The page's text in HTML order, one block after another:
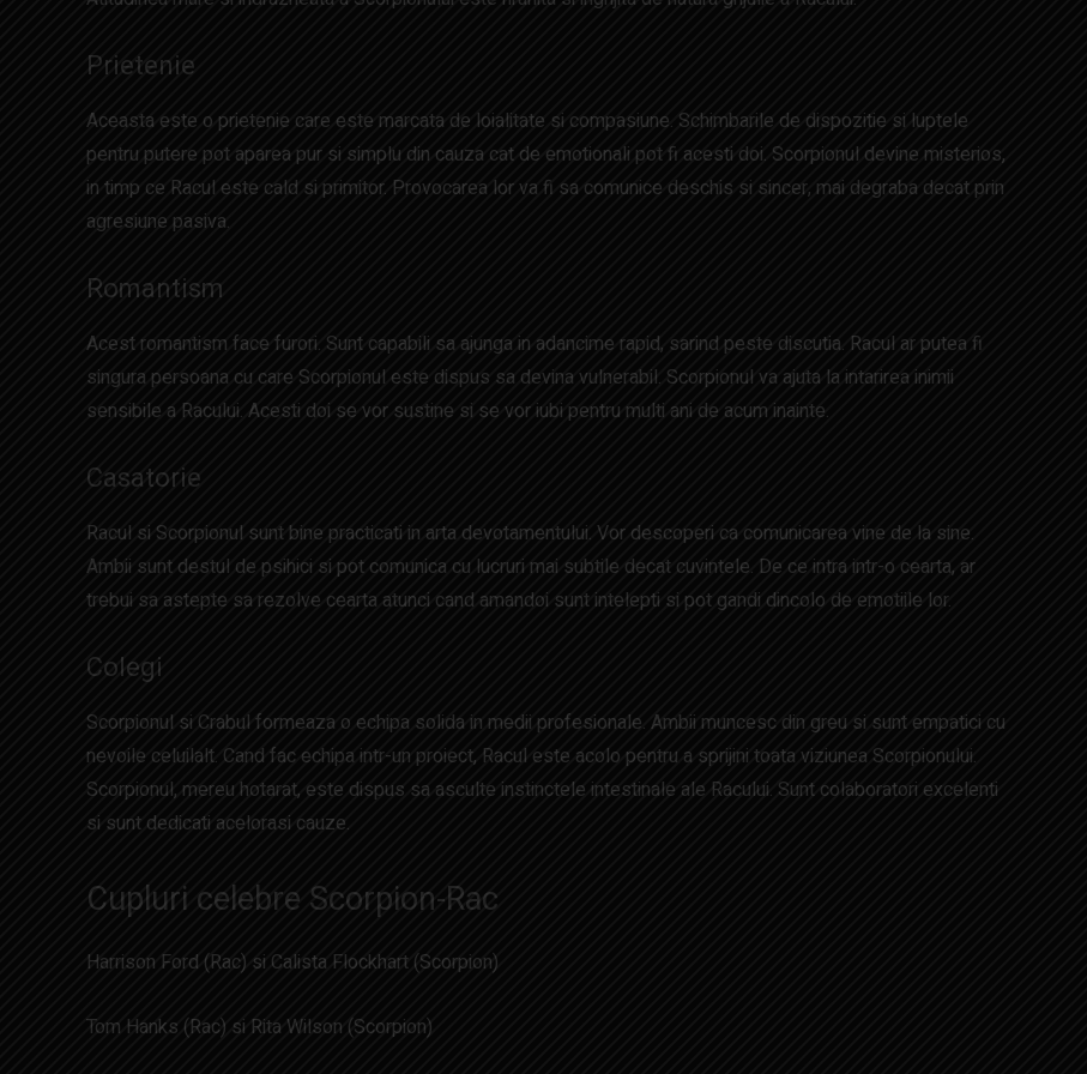
Prietenie
Aceasta este o prietenie care este marcata de loialitate si compasiune. Schimbarile de dispozitie si luptele
pentru putere pot aparea pur si simplu din cauza cat de emotionali pot fi acesti doi. Scorpionul devine misterios,
in timp ce Racul este cald si primitor. Provocarea lor va fi sa comunice deschis si sincer, mai degraba decat prin
agresiune pasiva.
Romantism
Acest romantism face furori. Sunt capabili sa ajunga in adancime rapid, sarind peste discutia. Racul ar putea fi
singura persoana cu care Scorpionul este dispus sa devina vulnerabil. Scorpionul va ajuta la intarirea inimii
sensibile a Racului. Acesti doi se vor sustine si se vor iubi pentru multi ani de acum inainte.
Casatorie
Racul si Scorpionul sunt bine practicati in arta devotamentului. Vor descoperi ca comunicarea vine de la sine.
Ambii sunt destul de psihici si pot comunica cu lucruri mai subtile decat cuvintele. De ce intra intr-o cearta, ar
trebui sa astepte sa rezolve cearta atunci cand amandoi sunt intelepti si pot gandi dincolo de emotiile lor.
Colegi
Scorpionul si Crabul formeaza o echipa solida in medii profesionale. Ambii muncesc din greu si sunt empatici cu
nevoile celuilalt. Cand fac echipa intr-un proiect, Racul este acolo pentru a sprijini toata viziunea Scorpionului.
Scorpionul, mereu hotarat, este dispus sa asculte instinctele intestinale ale Racului. Sunt colaboratori excelenti
si sunt dedicati acelorasi cauze.
Cupluri celebre Scorpion-Rac
Harrison Ford (Rac) si Calista Flockhart (Scorpion)
Tom Hanks (Rac) si Rita Wilson (Scorpion)